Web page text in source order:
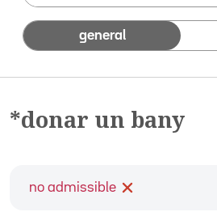
general
*donar un bany
no admissible